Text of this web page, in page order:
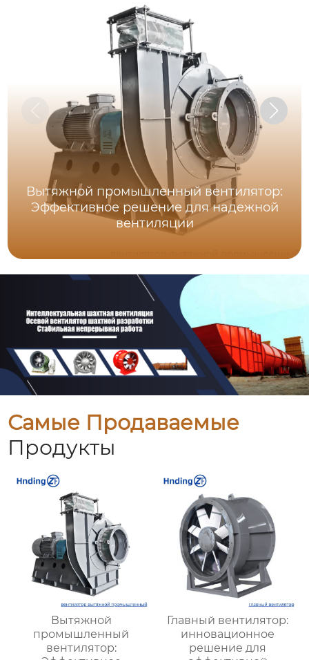
Вытяжной промышленный вентилятор:
Эффективное решение для надежной
вентиляции
Самые Продаваемые
Продукты
Вытяжной
промышленный
вентилятор:
Главный вентилятор:
инновационное
решение для